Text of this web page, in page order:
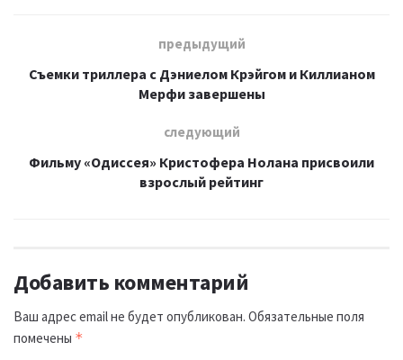
предыдущий
Съемки триллера с Дэниелом Крэйгом и Киллианом
Мерфи завершены
следующий
Фильму «Одиссея» Кристофера Нолана присвоили
взрослый рейтинг
Добавить комментарий
Ваш адрес email не будет опубликован. Обязательные поля
помечены *